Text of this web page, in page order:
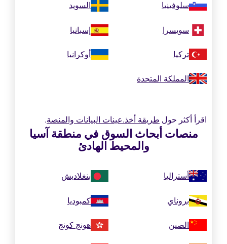
سلوفينيا السويد
سويسرا إسبانيا
تركيا أوكرانيا
المملكة المتحدة
اقرأ أكثر حول طريقة أخذ.عينات البيانات والمنصة.
منصات أبحاث السوق في منطقة آسيا
والمحيط الهادئ
أستراليا بنغلاديش
بروناي كمبوديا
الصين هونج كونج